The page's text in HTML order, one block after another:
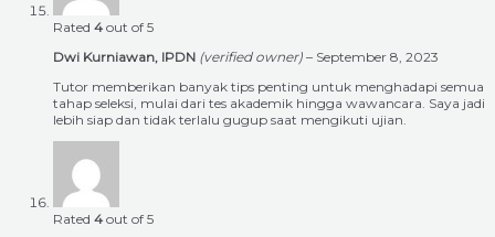
Rated 4 out of 5
Dwi Kurniawan, IPDN (verified owner) – September 8, 2023
Tutor memberikan banyak tips penting untuk menghadapi semua
tahap seleksi, mulai dari tes akademik hingga wawancara. Saya jadi
lebih siap dan tidak terlalu gugup saat mengikuti ujian.
Rated 4 out of 5